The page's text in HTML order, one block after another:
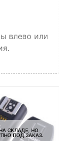
влево или
СКЛАДЕ, НО
ПОД ЗАКАЗ.